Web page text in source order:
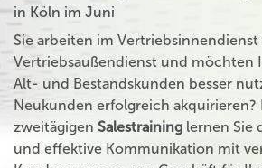
in Köln im Juni
Sie arbeiten im
Vertriebsaußendienst und möchten
Alt- und Bestandskunden besser
Neukunden erfolgreich akquirieren?
zweitägigen Salestraining lernen Sie
und effektive Kommunikation mit